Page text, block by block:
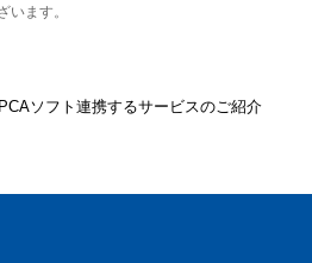
ます。
ソフト連携するサービスのご紹介